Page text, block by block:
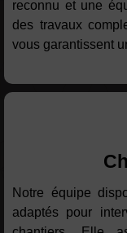
reconnu et une
des travaux
vous garantissent
Notre équipe
adaptés pour